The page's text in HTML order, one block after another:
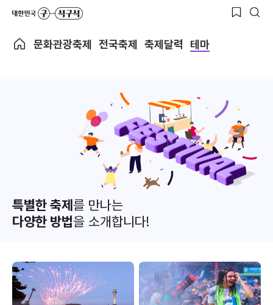
문화관광축제 전국축제 축제달력 테마
특별한 축제를 만나는
다양한 방법을 소개합니다!